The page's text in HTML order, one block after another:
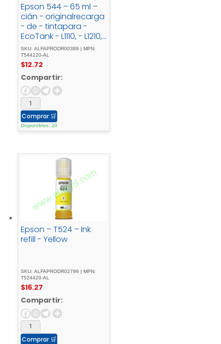
Epson 544 – 65 ml –
cián - originalrecarga
- de - tintapara -
EcoTank - L1110, - L1210,
- L3110, - L3150, - L3210,
- L3250, - L3260, -
L5290
SKU: ALFAPRODR00389 | MPN:
T544220-AL
$12.72
Compartir:
Comprar 🛒
Disponibles: 20
Epson – T524 – Ink
refill - Yellow
SKU: ALFAPRODR02799 | MPN:
T524420-AL
$16.27
Compartir:
Comprar 🛒